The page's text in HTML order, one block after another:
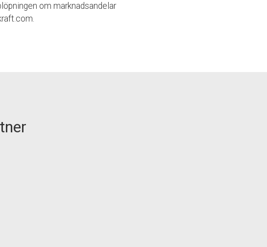
om marknadsandelar